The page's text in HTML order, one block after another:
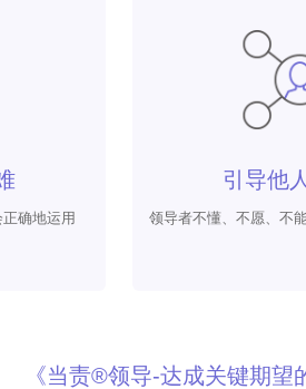
确地运用
引导他
领导者不懂、不愿、不
《当责®领导-达成关键期望